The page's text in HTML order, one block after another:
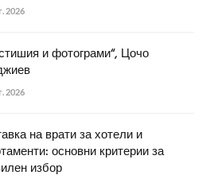
2026
и фотограми“, Цочо
2026
на врати за хотели и
основни критерии за
избор